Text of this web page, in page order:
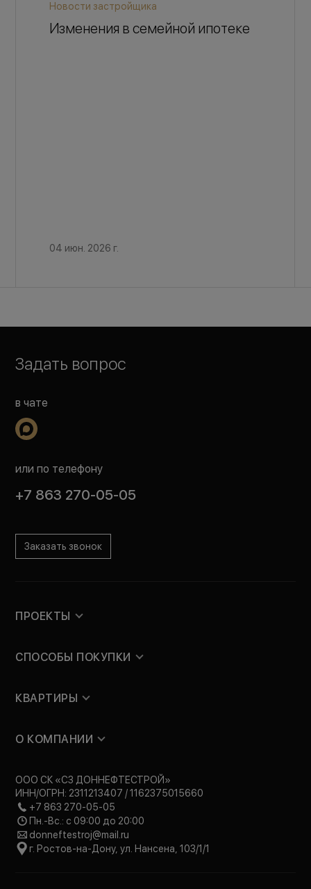
Новости застройщика
Изменения в семейной ипотеке
04 июн. 2026 г.
Задать вопрос
в чате
или по телефону
+7 863 270-05-05
Заказать звонок
ПРОЕКТЫ
СПОСОБЫ ПОКУПКИ
КВАРТИРЫ
О КОМПАНИИ
ООО СК «СЗ ДОННЕФТЕСТРОЙ»
ИНН/ОГРН: 2311213407 / 1162375015660
+7 863 270-05-05
Пн.-Вс.: с 09:00 до 20:00
donneftestroj@mail.ru
г. Ростов-на-Дону, ул. Нансена, 103/1/1